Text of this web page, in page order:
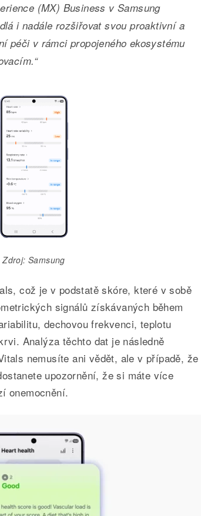
(MX) Business v Samsung
i nadále rozšiřovat svou proaktivní a
péči v rámci propojeného ekosystému
Zdroj: Samsung
což je v podstatě skóre, které v sobě
signálů získávaných během
dechovou frekvenci, teplotu
Analýza těchto dat je následně
nemusíte ani vědět, ale v případě, že
upozornění, že si máte více
onemocnění.